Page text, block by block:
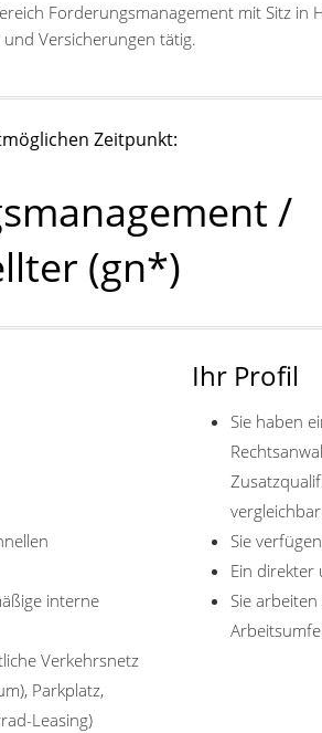
Forderungsmanagement mit Sitz
Versicherungen tätig.
Zeitpunkt:
/
(gn*)
interne
Verkehrsnetz
Parkplatz,
Leasing)
Ihr Profil
Sie haben
Sie
Ein direkter
Sie